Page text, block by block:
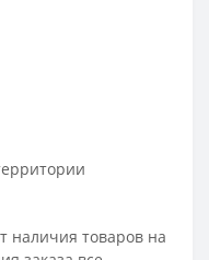
наличия товаров на